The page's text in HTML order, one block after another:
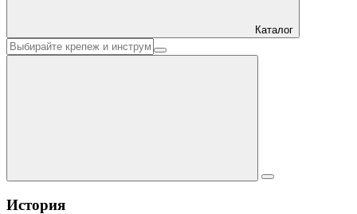
Каталог
История